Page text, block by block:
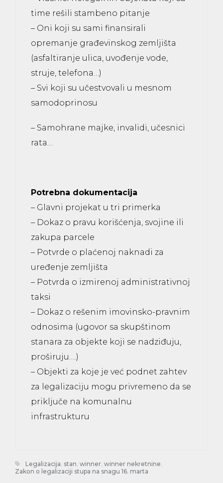
time rešili stambeno pitanje
– Oni koji su sami finansirali
opremanje građevinskog zemljišta
(asfaltiranje ulica, uvođenje vode,
struje, telefona…)
– Svi koji su učestvovali u mesnom
samodoprinosu
– Samohrane majke, invalidi, učesnici
rata…
Potrebna dokumentacija
– Glavni projekat u tri primerka
– Dokaz o pravu korišćenja, svojine ili
zakupa parcele
– Potvrde o plaćenoj naknadi za
uređenje zemljišta
– Potvrda o izmirenoj administrativnoj
taksi
– Dokaz o rešenim imovinsko-pravnim
odnosima (ugovor sa skupštinom
stanara za objekte koji se nadziđuju,
proširuju….)
– Objekti za koje je već podnet zahtev
za legalizaciju mogu privremeno da se
priključe na komunalnu
infrastrukturu
Legalizacija stan winner winner nekretnine
Zakon o legalizaciji stupa na snagu 16. marta